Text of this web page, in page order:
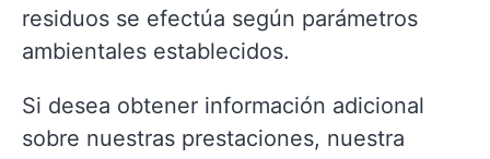
residuos se efectúa según parámetros
ambientales establecidos.
Si desea obtener información adicional
sobre nuestras prestaciones, nuestra